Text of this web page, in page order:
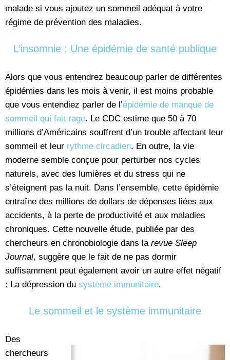
malade si vous ajoutez un sommeil adéquat à votre
régime de prévention des maladies.
L’insomnie : Une épidémie de santé publique
Alors que vous entendrez beaucoup parler de différentes
épidémies dans les mois à venir, il est moins probable
que vous entendiez parler de l’épidémie de manque de
sommeil qui fait rage. Le CDC estime que 50 à 70
millions d’Américains souffrent d’un trouble affectant leur
sommeil et leur rythme circadien. En outre, la vie
moderne semble conçue pour perturber nos cycles
naturels, avec des lumières et du stress qui ne
s’éteignent pas la nuit. Dans l’ensemble, cette épidémie
entraîne des millions de dollars de dépenses liées aux
accidents, à la perte de productivité et aux maladies
chroniques. Cette nouvelle étude, publiée par des
chercheurs en chronobiologie dans la revue Sleep
Journal, suggère que le fait de ne pas dormir
suffisamment peut également avoir un autre effet négatif
: La dépression du système immunitaire.
Le sommeil et le système immunitaire
Des
chercheurs